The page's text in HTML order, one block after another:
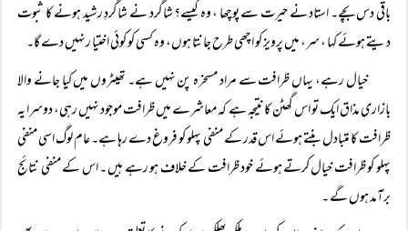
باقی دس بچے۔ استاد نے حیرت سے پوچھا ، وہ کیسے؟ شاگرد نے شاگردِ رشید ہونے کا ثبوت
دیتے ہوئے کہا ، سر، میں پرویز کو اچھی طرح جانتا ہوں، وہ کسی کو کوئی اختیا رنہیں دے گا۔
خیال رہے، یہاں ظرافت سے مراد مسخرہ پن نہیں ہے۔ تھیٹروں میں کیا جانے والا
بازاری مذاق ایک تو اس گھٹن کا نتیجہ ہے کہ معاشرے میں ظرافت موجود نہیں رہی، دوسرا یہ
ظرافت کا متبادل بنتے ہوئے اس قدر کے منفی پہلو کو فروغ دے رہا ہے۔ عام لوگ اسی منفی
پہلو کو ظرافت خیال کرتے ہوئے خود ظرافت کے خلاف ہو رہے ہیں ۔ اس کے منفی نتائج
برآمد ہوں گے ۔